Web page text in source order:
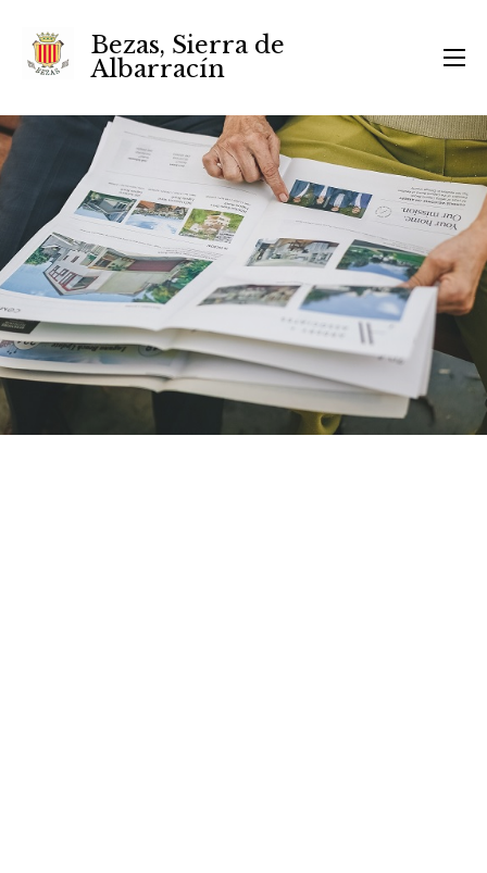
Bezas, Sierra de
Albarracín